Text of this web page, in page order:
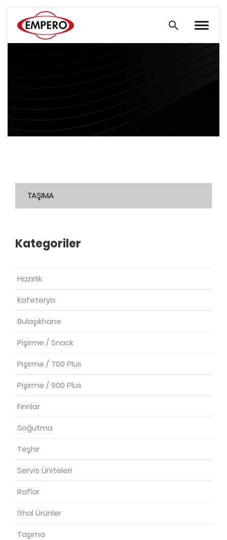
TAŞIMA
Kategoriler
Hazırlık
Kafeterya
Bulaşıkhane
Pişirme / Snack
Pişirme / 700 Plus
Pişirme / 900 Plus
Fırınlar
Soğutma
Teşhir
Servis Üniteleri
Raflar
İthal Ürünler
Taşıma